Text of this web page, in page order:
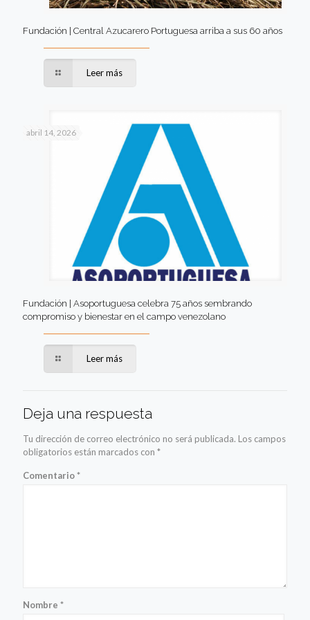
Fundación | Central Azucarero Portuguesa arriba a sus 60 años
Leer más
abril 14, 2026
Fundación | Asoportuguesa celebra 75 años sembrando
compromiso y bienestar en el campo venezolano
Leer más
Deja una respuesta
Tu dirección de correo electrónico no será publicada. Los campos
obligatorios están marcados con *
Comentario*
Nombre *